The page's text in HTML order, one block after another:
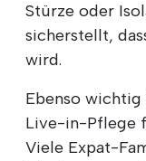
Stürze oder
sicherstellt,
wird.
Ebenso
Live-in-Pflege
Viele Expat-